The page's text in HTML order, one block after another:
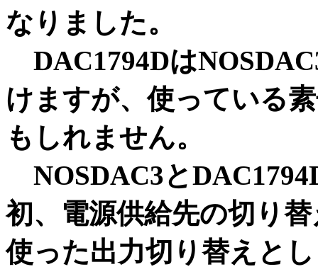
なりました。
DAC1794Dは
けますが、使っている
もしれません。
NOSDAC3と
初、電源供給先の切り
使った出力切り替えと